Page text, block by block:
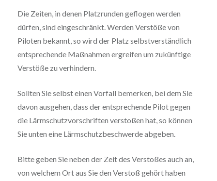
Die Zeiten, in denen Platzrunden geflogen werden
dürfen, sind eingeschränkt. Werden Verstöße von
Piloten bekannt, so wird der Platz selbstverständlich
entsprechende Maßnahmen ergreifen um zukünftige
Verstöße zu verhindern.
Sollten Sie selbst einen Vorfall bemerken, bei dem Sie
davon ausgehen, dass der entsprechende Pilot gegen
die Lärmschutzvorschriften verstoßen hat, so können
Sie unten eine Lärmschutzbeschwerde abgeben.
Bitte geben Sie neben der Zeit des Verstoßes auch an,
von welchem Ort aus Sie den Verstoß gehört haben